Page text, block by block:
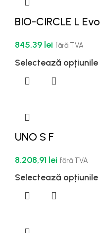
BIO-CIRCLE L Evo
845,39 lei fără TVA
Selectează opțiunile
UNO S F
8.208,91 lei fără TVA
Selectează opțiunile